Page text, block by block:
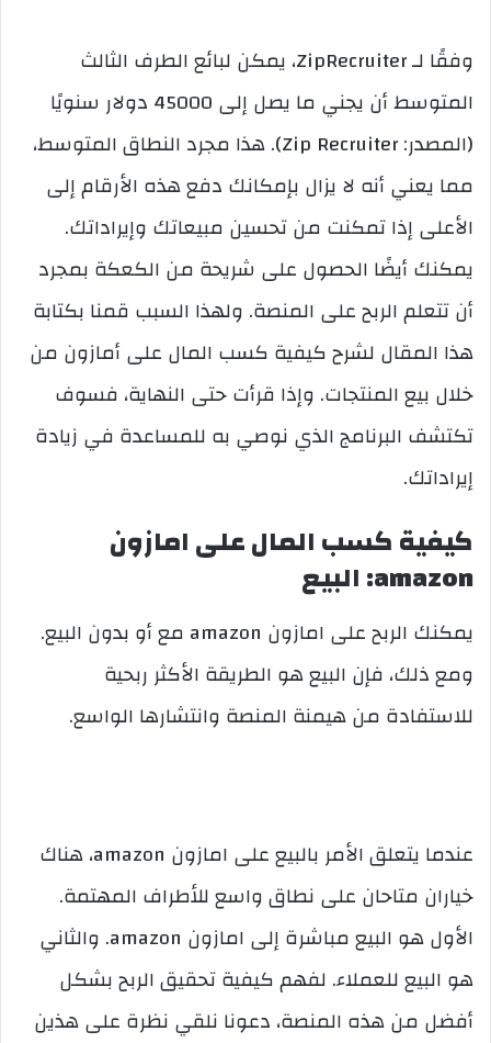
وفقًا لـ ZipRecruiter، يمكن لبائع الطرف الثالث
المتوسط أن يجني ما يصل إلى 45000 دولار سنويًا
(المصدر: Zip Recruiter). هذا مجرد النطاق المتوسط،
مما يعني أنه لا يزال بإمكانك دفع هذه الأرقام إلى
الأعلى إذا تمكنت من تحسين مبيعاتك وإيراداتك.
يمكنك أيضًا الحصول على شريحة من الكعكة بمجرد
أن تتعلم الربح على المنصة. ولهذا السبب قمنا بكتابة
هذا المقال لشرح كيفية كسب المال على أمازون من
خلال بيع المنتجات. وإذا قرأت حتى النهاية، فسوف
تكتشف البرنامج الذي نوصي به للمساعدة في زيادة
إيراداتك.
كيفية كسب المال على امازون
amazon: البيع
يمكنك الربح على امازون amazon مع أو بدون البيع.
ومع ذلك، فإن البيع هو الطريقة الأكثر ربحية
للاستفادة من هيمنة المنصة وانتشارها الواسع.
عندما يتعلق الأمر بالبيع على امازون amazon، هناك
خياران متاحان على نطاق واسع للأطراف المهتمة.
الأول هو البيع مباشرة إلى امازون amazon. والثاني
هو البيع للعملاء. لفهم كيفية تحقيق الربح بشكل
أفضل من هذه المنصة، دعونا نلقي نظرة على هذين